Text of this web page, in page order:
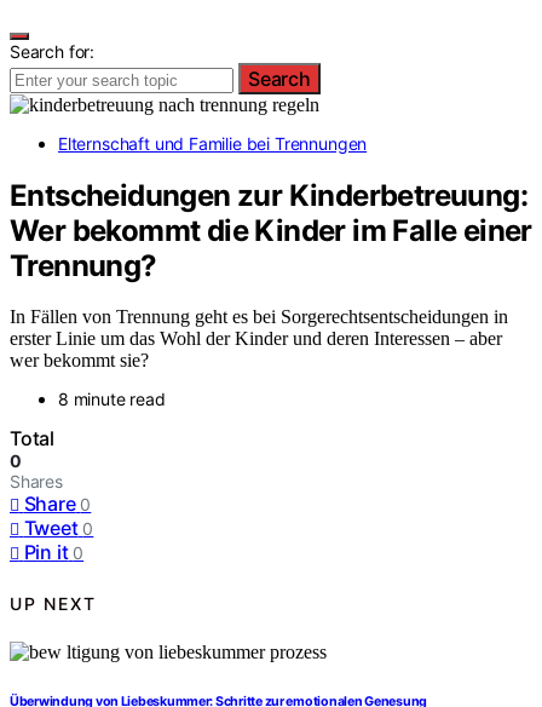
Search for:
Search
Elternschaft und Familie bei Trennungen
Entscheidungen zur Kinderbetreuung:
Wer bekommt die Kinder im Falle einer
Trennung?
In Fällen von Trennung geht es bei Sorgerechtsentscheidungen in
erster Linie um das Wohl der Kinder und deren Interessen – aber
wer bekommt sie?
8 minute read
Total
0
Shares
Share 0
Tweet 0
Pin it 0
UP NEXT
Überwindung von Liebeskummer: Schritte zur emotionalen Genesung